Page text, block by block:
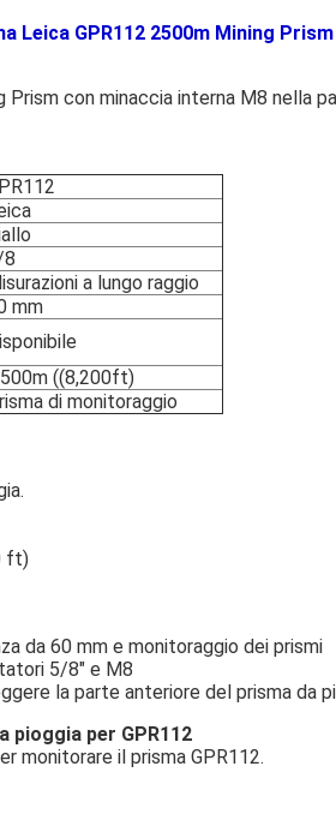
Leica GPR112 2500m Mining
Prism con minaccia interna M8
a lungo raggio
mm
((8,200ft)
di monitoraggio
ft)
da 60 mm e monitoraggio dei prismi
5/8" e M8
la parte anteriore del prisma da
pioggia per GPR112
monitorare il prisma GPR112.